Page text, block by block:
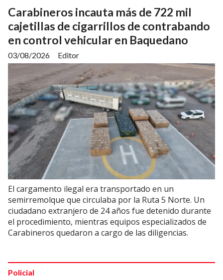
Carabineros incauta más de 722 mil
cajetillas de cigarrillos de contrabando
en control vehicular en Baquedano
Editor
03/08/2026
El cargamento ilegal era transportado en un
semirremolque que circulaba por la Ruta 5 Norte. Un
ciudadano extranjero de 24 años fue detenido durante
el procedimiento, mientras equipos especializados de
Carabineros quedaron a cargo de las diligencias.
Policial